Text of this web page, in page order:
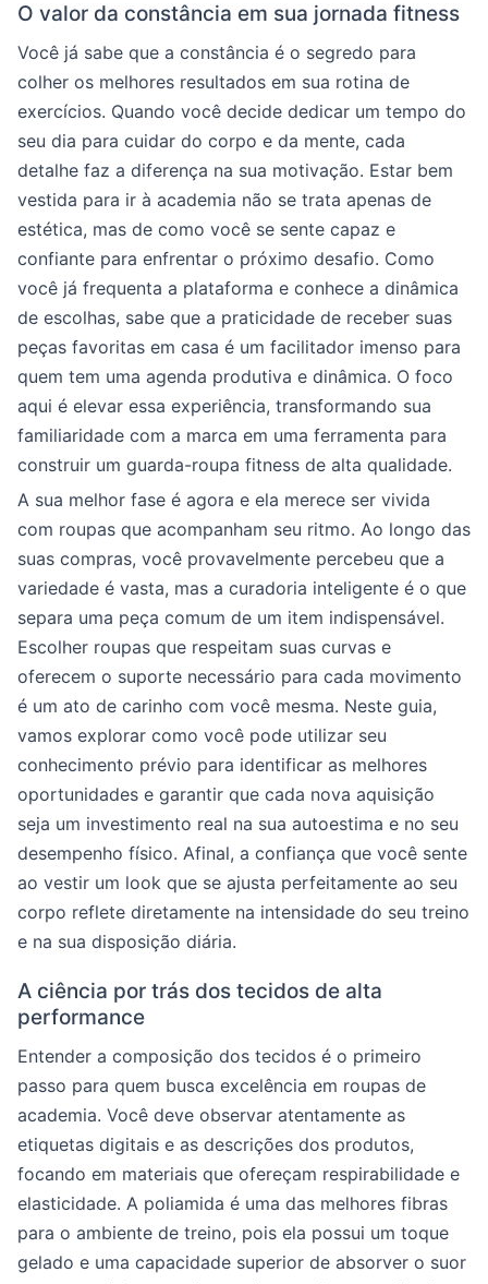
O valor da constância em sua jornada fitness
Você já sabe que a constância é o segredo para
colher os melhores resultados em sua rotina de
exercícios. Quando você decide dedicar um tempo do
seu dia para cuidar do corpo e da mente, cada
detalhe faz a diferença na sua motivação. Estar bem
vestida para ir à academia não se trata apenas de
estética, mas de como você se sente capaz e
confiante para enfrentar o próximo desafio. Como
você já frequenta a plataforma e conhece a dinâmica
de escolhas, sabe que a praticidade de receber suas
peças favoritas em casa é um facilitador imenso para
quem tem uma agenda produtiva e dinâmica. O foco
aqui é elevar essa experiência, transformando sua
familiaridade com a marca em uma ferramenta para
construir um guarda-roupa fitness de alta qualidade.
A sua melhor fase é agora e ela merece ser vivida
com roupas que acompanham seu ritmo. Ao longo das
suas compras, você provavelmente percebeu que a
variedade é vasta, mas a curadoria inteligente é o que
separa uma peça comum de um item indispensável.
Escolher roupas que respeitam suas curvas e
oferecem o suporte necessário para cada movimento
é um ato de carinho com você mesma. Neste guia,
vamos explorar como você pode utilizar seu
conhecimento prévio para identificar as melhores
oportunidades e garantir que cada nova aquisição
seja um investimento real na sua autoestima e no seu
desempenho físico. Afinal, a confiança que você sente
ao vestir um look que se ajusta perfeitamente ao seu
corpo reflete diretamente na intensidade do seu treino
e na sua disposição diária.
A ciência por trás dos tecidos de alta
performance
Entender a composição dos tecidos é o primeiro
passo para quem busca excelência em roupas de
academia. Você deve observar atentamente as
etiquetas digitais e as descrições dos produtos,
focando em materiais que ofereçam respirabilidade e
elasticidade. A poliamida é uma das melhores fibras
para o ambiente de treino, pois ela possui um toque
gelado e uma capacidade superior de absorver o suor